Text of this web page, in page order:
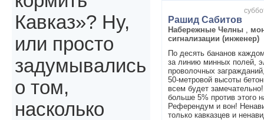
Рашид Сабитов
Набережные Челны
сигнализации (инженер)
По десять бананов
за линию минных полей,
проволочных
50-метровой высоты
всем будет
больше 5% против этого
Референдум и вон!
только кавказцев и
Кавказ»? Ну,
или просто
задумывались
о том,
насколько